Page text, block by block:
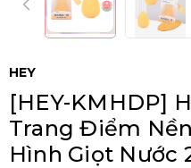
HEY
[HEY-KMHDP]
Trang Điểm
Hình Giọt Nước